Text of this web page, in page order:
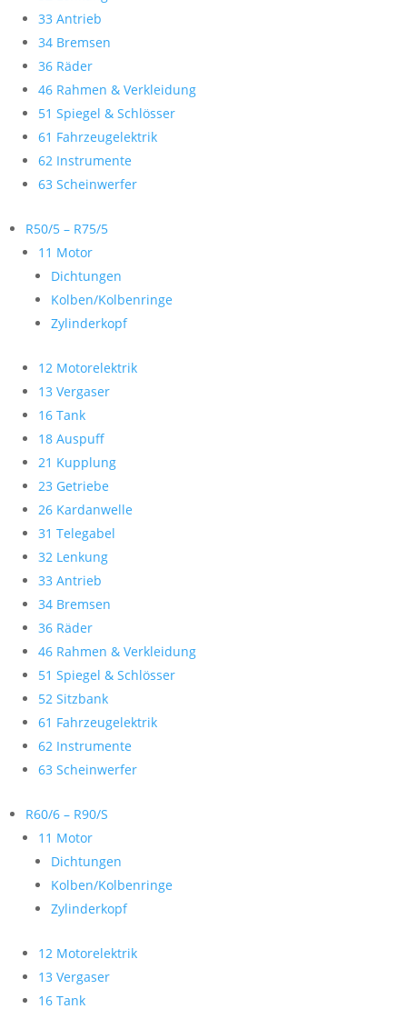
33 Antrieb
34 Bremsen
36 Räder
46 Rahmen & Verkleidung
51 Spiegel & Schlösser
61 Fahrzeugelektrik
62 Instrumente
63 Scheinwerfer
R50/5 – R75/5
11 Motor
Dichtungen
Kolben/Kolbenringe
Zylinderkopf
12 Motorelektrik
13 Vergaser
16 Tank
18 Auspuff
21 Kupplung
23 Getriebe
26 Kardanwelle
31 Telegabel
32 Lenkung
33 Antrieb
34 Bremsen
36 Räder
46 Rahmen & Verkleidung
51 Spiegel & Schlösser
52 Sitzbank
61 Fahrzeugelektrik
62 Instrumente
63 Scheinwerfer
R60/6 – R90/S
11 Motor
Dichtungen
Kolben/Kolbenringe
Zylinderkopf
12 Motorelektrik
13 Vergaser
16 Tank